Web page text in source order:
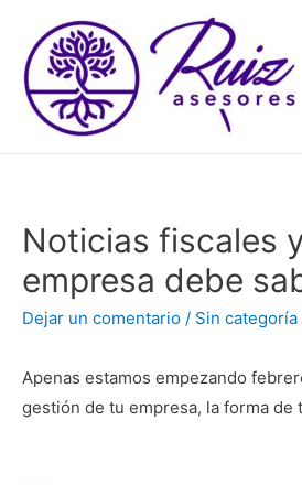
Noticias fiscales
empresa debe
Dejar un comentario / Sin categoría
Apenas estamos empezando
gestión de tu empresa, la forma de